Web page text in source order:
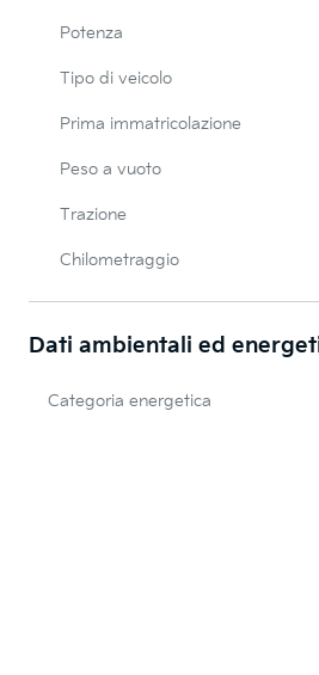
Potenza
Tipo di veicolo
Prima immatricolazione
Peso a vuoto
Trazione
Chilometraggio
Dati ambientali ed
Categoria energetica